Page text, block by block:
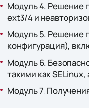
Модуль 4. Решение
ext3/4 и
Модуль 5. Решение
конфигурация),
Модуль 6.
такими как
Модуль 7.